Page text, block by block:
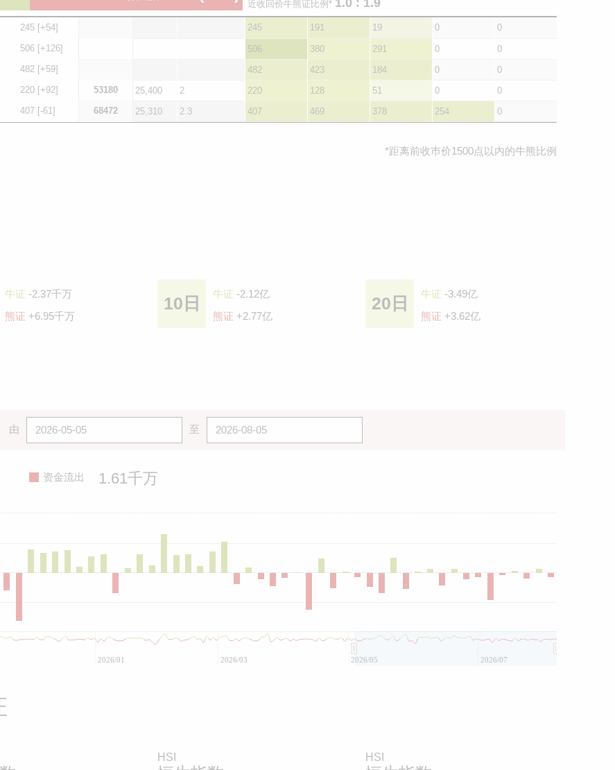
近收回价牛熊证比例* 1.0 : 1.9
245 [+54] 245 191 19 0
0
506 [+126] 506 380 291 0
0
482 [+59] 482 423 184 0
0
220 [+92] 53180 25,400 2 220 128 51 0
0
407 [-61] 68472 25,310 2.3 407 469 378 254 0
*距离前收巿价1500点以内的牛熊比例
牛证 -2.37千万
熊证 +6.95千万
10日 牛证 -2.12亿
熊证 +2.77亿
20日 牛证 -3.49亿
熊证 +3.62亿
由 至
资金流出 1.61千万
2026/01 2026/03 2026/05 2026/07
HSI HSI